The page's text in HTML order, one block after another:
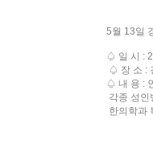
5월 13일
♤ 일 시 :
♤ 장 소 :
♤ 내 용 :
각종 성인
한의학과